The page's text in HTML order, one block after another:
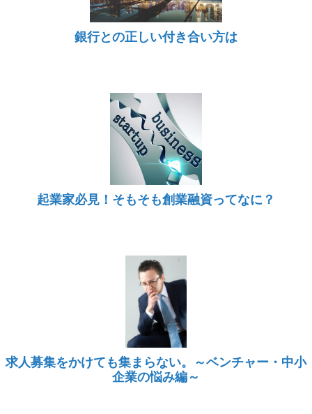
銀行との正しい付き合い方は
起業家必見！そもそも創業融資ってなに？
求人募集をかけても集まらない。～ベンチャー・中小
企業の悩み編～